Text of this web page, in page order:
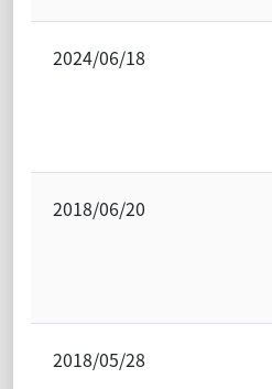
2024/06/18
2018/06/20
2018/05/28